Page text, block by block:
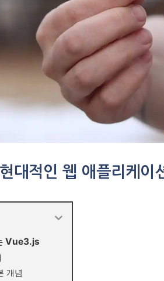
대적인 웹 애플리케이
Vue3.js
개념